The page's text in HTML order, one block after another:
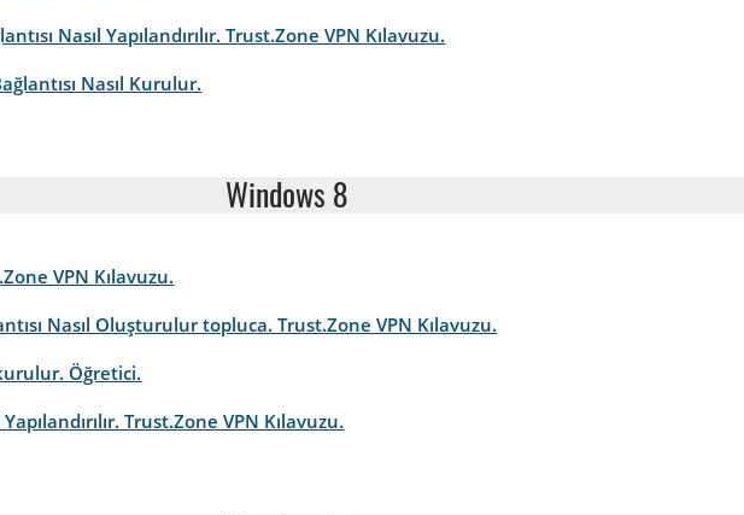
Nasıl Yapılandırılır. Trust.Zone VPN Kılavuzu.
Nasıl Kurulur.
Windows 8
VPN Kılavuzu.
Nasıl Oluşturulur topluca. Trust.Zone VPN Kılavuzu.
Öğretici.
Trust.Zone VPN Kılavuzu.